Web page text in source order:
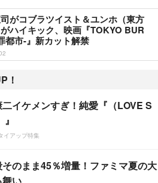
がコブラツイスト＆ユンホ（東方
ハイキック、映画『TOKYO BUR
都市-』新カット解禁
！
イケメンすぎ！純愛『（LOVE S
イアップ特集
そのまま45％増量！ファミマ夏の大
い